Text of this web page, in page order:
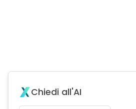
Chiedi all'AI